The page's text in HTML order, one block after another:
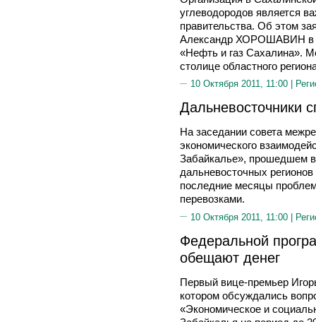
углеводородов является
правительства. Об этом
Александр ХОРОШАВИН в
«Нефть и газ Сахалина».
столице областного
10 Октября 2011, 11:00 |
Дальневосточники
На заседании совета
экономического
Забайкалье», прошедшем
дальневосточных
последние месяцы
перевозками.
10 Октября 2011, 11:00 |
Федеральной
обещают денег
Первый вице-премьер
котором обсуждались
«Экономическое и